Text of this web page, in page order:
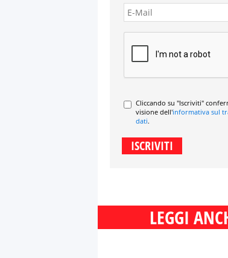
Cliccando su "Iscriviti"
visione dell'informativa sul
dati.
LEGGI